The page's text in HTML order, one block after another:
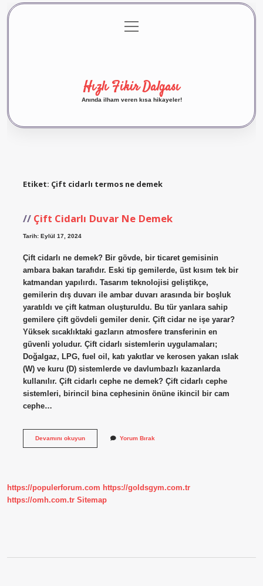
Gizlilik Politikası
menüyü
aç
Hızlı Fikir Dalgası
Anında ilham veren kısa hikayeler!
Etiket: Çift cidarlı termos ne demek
Çift Cidarlı Duvar Ne Demek
Tarih: Eylül 17, 2024
Çift cidarlı ne demek? Bir gövde, bir ticaret gemisinin
ambara bakan tarafıdır. Eski tip gemilerde, üst kısım tek bir
katmandan yapılırdı. Tasarım teknolojisi geliştikçe,
gemilerin dış duvarı ile ambar duvarı arasında bir boşluk
yaratıldı ve çift katman oluşturuldu. Bu tür yanlara sahip
gemilere çift gövdeli gemiler denir. Çift cidar ne işe yarar?
Yüksek sıcaklıktaki gazların atmosfere transferinin en
güvenli yoludur. Çift cidarlı sistemlerin uygulamaları;
Doğalgaz, LPG, fuel oil, katı yakıtlar ve kerosen yakan ıslak
(W) ve kuru (D) sistemlerde ve davlumbazlı kazanlarda
kullanılır. Çift cidarlı cephe ne demek? Çift cidarlı cephe
sistemleri, birincil bina cephesinin önüne ikincil bir cam
cephe…
Devamını okuyunÇift
Yorum Bırak
https://populerforum.com https://goldsgym.com.tr
https://omh.com.tr Sitemap